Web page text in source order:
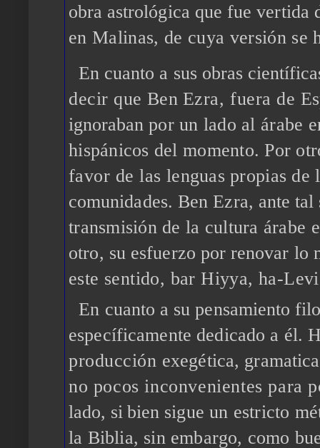
obra astrológica que fue vertida
en Malinas, de cuya versión se
En cuanto a sus obras
decir queBen Ezra, fuera de
ignoraban por un lado al árabe
hispánicos del momento. Por
favor de laslenguas propias de
comunidades. BenEzra, ante
transmisión de la cultura árabe
otro, su esfuerzo por renovar lo
este sentido, bar Hiyya, ha-
En cuanto a su pensamiento
específicamente dedicado a él.
producción exegética,
no pocos inconvenientes para
lado, si bien sigue un estricto
la Biblia, sin embargo, como